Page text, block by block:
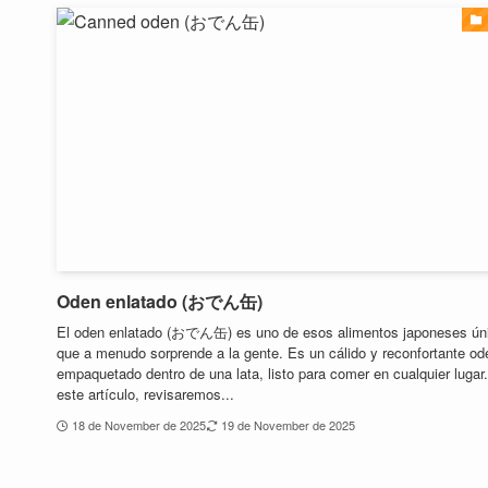
Oden enlatado (おでん缶)
El oden enlatado (おでん缶) es uno de esos alimentos japoneses
que a menudo sorprende a la gente. Es un cálido y reconfortante
empaquetado dentro de una lata, listo para comer en cualquier
este artículo, revisaremos...
18 de November de 2025 19 de November de 2025